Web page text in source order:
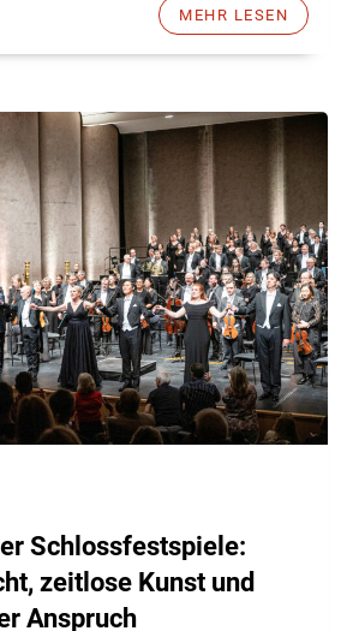
MEHR LESEN
Schlossfestspiele:
zeitlose Kunst und
Anspruch